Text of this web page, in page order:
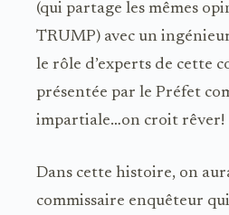
(qui partage les mêmes
TRUMP) avec un
le rôle d’experts de cette
présentée par le Préfet
impartiale…on croit rêver!
Dans cette histoire, on
commissaire enquêteur